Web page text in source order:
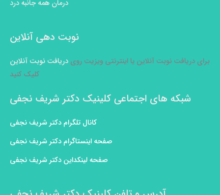
درمان همه جانبه درد
نوبت دهی آنلاین
برای دریافت نوبت آنلاین یا اینترنتی ویزیت روی دریافت نوبت آنلاین
کلیک کنید
شبکه های اجتماعی کلینیک دکتر شریف نجفی
کانال تلگرام دکتر شریف نجفی
صفحه اینستاگرام دکتر شریف نجفی
صفحه لینکداین دکتر شریف نجفی